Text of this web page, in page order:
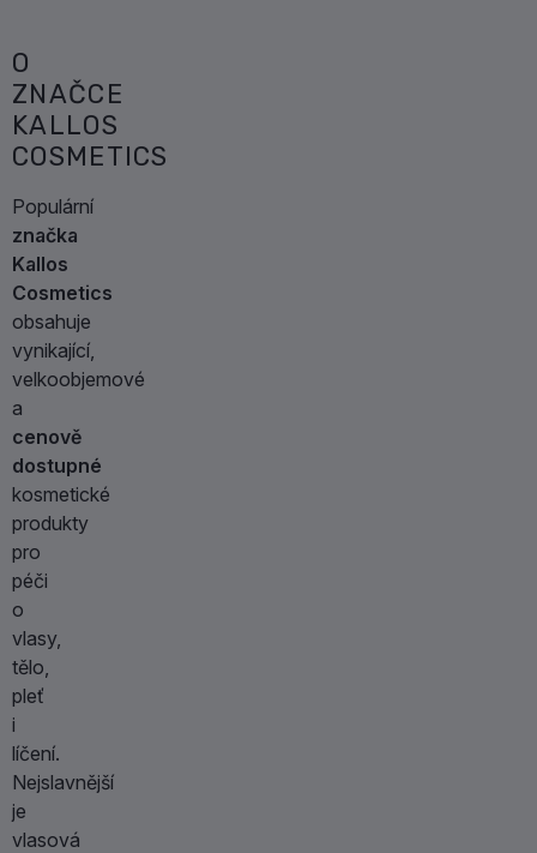
pro
ženy
1
ks
O
ZNAČCE
KALLOS
COSMETICS
Populární
značka
Kallos
Cosmetics
obsahuje
vynikající,
velkoobjemové
a
cenově
dostupné
kosmetické
produkty
pro
péči
o
vlasy,
tělo,
pleť
i
líčení.
Nejslavnější
je
vlasová